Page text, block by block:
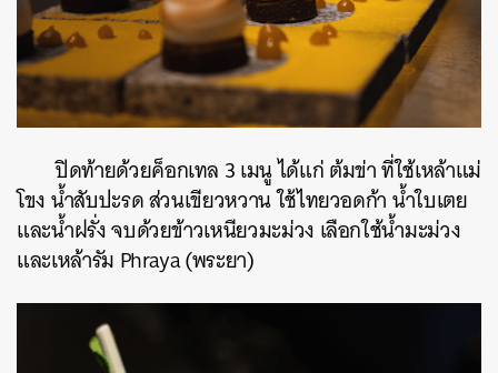
ปิดท้ายด้วยค็อกเทล 3 เมนู ได้แก่ ต้มข่า ที่ใช้เหล้าแม่
โขง น้ำสับปะรด ส่วนเขียวหวาน ใช้ไทยวอดก้า น้ำใบเตย
และน้ำฝรั่ง จบด้วยข้าวเหนียวมะม่วง เลือกใช้น้ำมะม่วง
และเหล้ารัม Phraya (พระยา)